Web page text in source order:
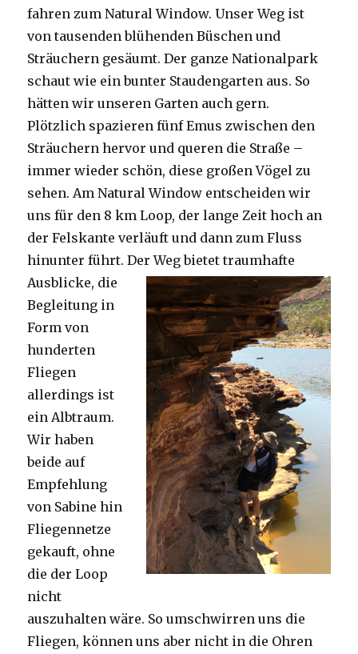
fahren zum Natural Window. Unser Weg ist
von tausenden blühenden Büschen und
Sträuchern gesäumt. Der ganze Nationalpark
schaut wie ein bunter Staudengarten aus. So
hätten wir unseren Garten auch gern.
Plötzlich spazieren fünf Emus zwischen den
Sträuchern hervor und queren die Straße –
immer wieder schön, diese großen Vögel zu
sehen. Am Natural Window entscheiden wir
uns für den 8 km Loop, der lange Zeit hoch an
der Felskante verläuft und dann zum Fluss
hinunter führt. Der Weg bietet traumhafte
Ausblicke, die
Begleitung in
Form von
hunderten
Fliegen
allerdings ist
ein Albtraum.
Wir haben
beide auf
Empfehlung
von Sabine hin
Fliegennetze
gekauft, ohne
die der Loop
nicht
auszuhalten wäre. So umschwirren uns die
Fliegen, können uns aber nicht in die Ohren